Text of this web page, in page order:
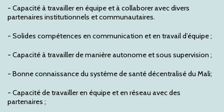
- Capacité à travailler en équipe et à collaborer avec divers
partenaires institutionnels et communautaires.
- Solides compétences en communication et en travail d’équipe ;
- Capacité à travailler de manière autonome et sous supervision ;
- Bonne connaissance du système de santé décentralisé du Mali;
- Capacité de travailler en équipe et en réseau avec des
partenaires ;